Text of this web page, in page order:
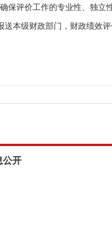
保评价工作的专业性、独立
本级财政部门，财政绩效
公开